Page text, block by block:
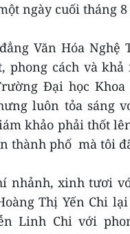
ngày cuối tháng
Văn Hóa Nghệ
cách và
Đại học
luôn tỏa sáng
khảo phải thốt
thành phố mà tôi
nhảnh, xinh tươi
Thị Yến Chi
Linh Chi với